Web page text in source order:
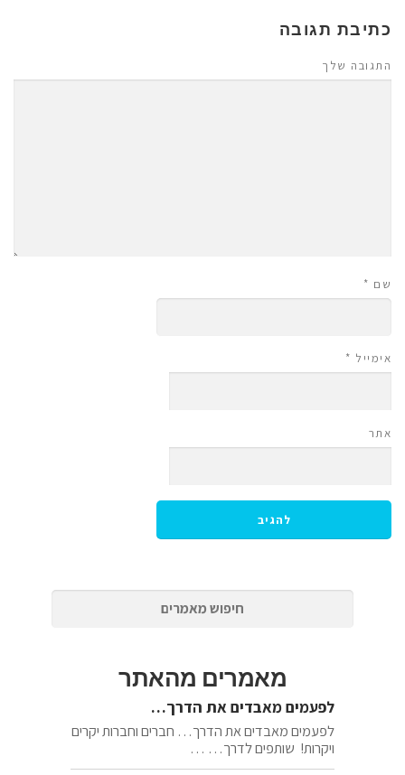
כתיבת תגובה
התגובה שלך
שם *
אימייל *
אתר
מאמרים מהאתר
לפעמים מאבדים את הדרך…
לפעמים מאבדים את הדרך… חברים וחברות יקרים
ויקרות! שותפים לדרך… …